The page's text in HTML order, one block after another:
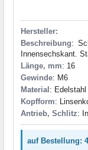
Hersteller:
Beschreibung:
Innensechskant.
Länge, mm: 16
Gewinde: M6
Material : Edelstahl
Kopfform:
Antrieb, Schlitz:
auf Bestellung: